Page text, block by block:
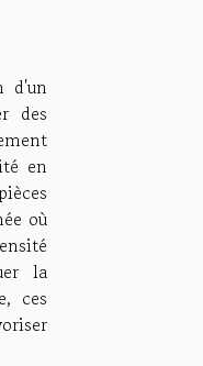
d'un
des
en
où
la
ces